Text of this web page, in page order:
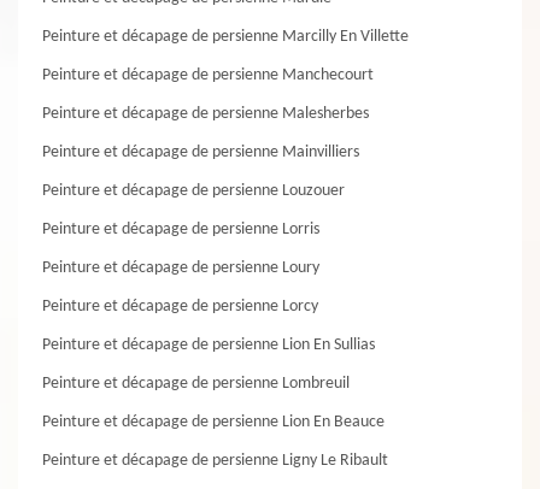
Peinture et décapage de persienne Marcilly En Villette
Peinture et décapage de persienne Manchecourt
Peinture et décapage de persienne Malesherbes
Peinture et décapage de persienne Mainvilliers
Peinture et décapage de persienne Louzouer
Peinture et décapage de persienne Lorris
Peinture et décapage de persienne Loury
Peinture et décapage de persienne Lorcy
Peinture et décapage de persienne Lion En Sullias
Peinture et décapage de persienne Lombreuil
Peinture et décapage de persienne Lion En Beauce
Peinture et décapage de persienne Ligny Le Ribault